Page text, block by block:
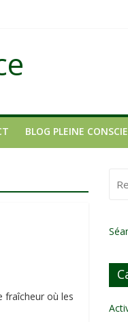
BLOG PLEINE
fraîcheur où les